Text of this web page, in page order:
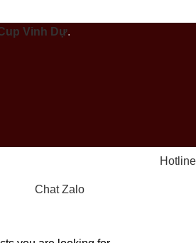
Vinh Dự.
Hotline
Chat Zalo